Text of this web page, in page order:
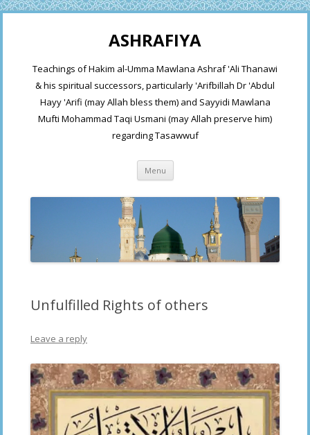
ASHRAFIYA
Teachings of Hakim al-Umma Mawlana Ashraf 'Ali Thanawi
& his spiritual successors, particularly 'Arifbillah Dr 'Abdul
Hayy 'Arifi (may Allah bless them) and Sayyidi Mawlana
Mufti Mohammad Taqi Usmani (may Allah preserve him)
regarding Tasawwuf
Menu Skip
content
Unfulfilled Rights of others
Leave a reply